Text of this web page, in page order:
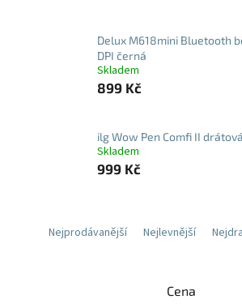
Delux M618mini Bluetooth
DPI černá
Skladem
899 Kč
ilg Wow Pen Comfi II
Skladem
999 Kč
Nejprodávanější Nejlevnější
Cena